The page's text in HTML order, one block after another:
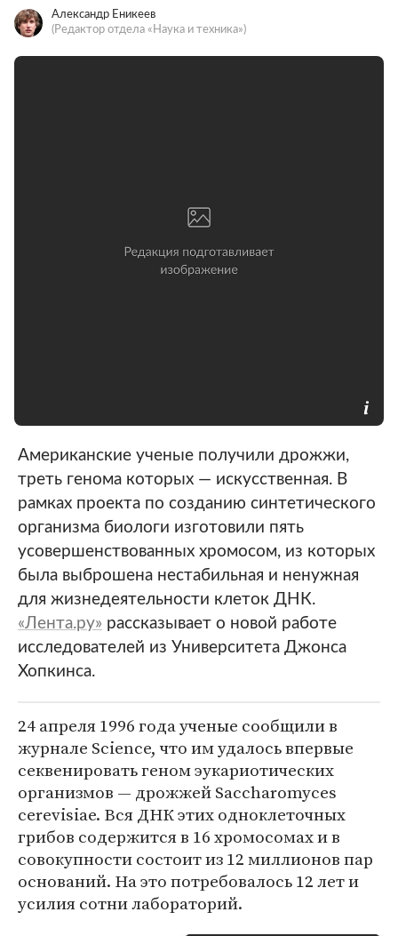
Александр Еникеев
(Редактор отдела «Наука и техника»)
Американские ученые получили дрожжи,
треть генома которых — искусственная. В
рамках проекта по созданию синтетического
организма биологи изготовили пять
усовершенствованных хромосом, из которых
была выброшена нестабильная и ненужная
для жизнедеятельности клеток ДНК.
«Лента.ру» рассказывает о новой работе
исследователей из Университета Джонса
Хопкинса.
24 апреля 1996 года ученые сообщили в
журнале Science, что им удалось впервые
секвенировать геном эукариотических
организмов — дрожжей Saccharomyces
cerevisiae. Вся ДНК этих одноклеточных
грибов содержится в 16 хромосомах и в
совокупности состоит из 12 миллионов пар
оснований. На это потребовалось 12 лет и
усилия сотни лабораторий.